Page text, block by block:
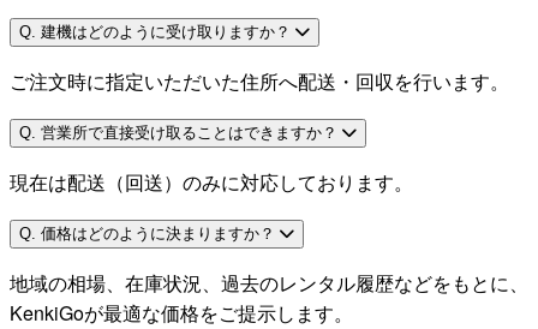
Q. 建機はどのように受け取りますか？
ご注文時に指定いただいた住所へ配送・回収を行います。
Q. 営業所で直接受け取ることはできますか？
現在は配送（回送）のみに対応しております。
Q. 価格はどのように決まりますか？
地域の相場、在庫状況、過去のレンタル履歴などをもとに、
KenkiGoが最適な価格をご提示します。